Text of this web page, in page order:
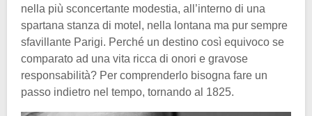
nella più sconcertante modestia, all’interno di una
spartana stanza di motel, nella lontana ma pur sempre
sfavillante Parigi. Perché un destino così equivoco se
comparato ad una vita ricca di onori e gravose
responsabilità? Per comprenderlo bisogna fare un
passo indietro nel tempo, tornando al 1825.